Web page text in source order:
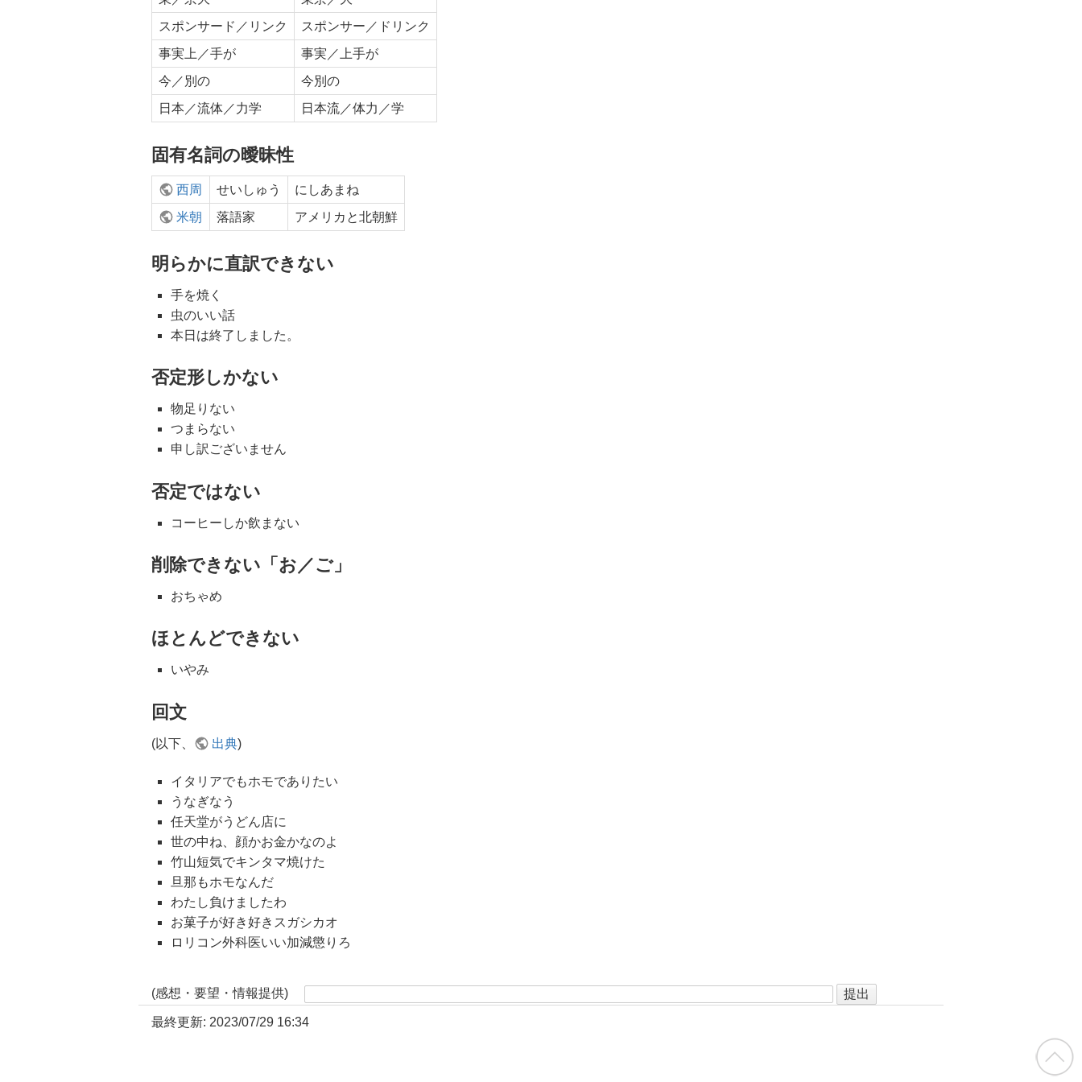
スポンサード／リンク
スポンサー／ドリンク
事実上／手が
事実／上手が
今／別の
今別の
日本／流体／力学
日本流／体力／学
固有名詞の曖昧性
西周 せいしゅう
にしあまね
米朝
落語家 アメリカと北朝鮮
明らかに直訳できない
手を焼く
虫のいい話
本日は終了しました。
否定形しかない
物足りない
つまらない
申し訳ございません
否定ではない
コーヒーしか飲まない
削除できない「お／ご」
おちゃめ
ほとんどできない
いやみ
回文
(以下、 出典)
イタリアでもホモでありたい
うなぎなう
任天堂がうどん店に
世の中ね、顔かお金かなのよ
竹山短気でキンタマ焼けた
旦那もホモなんだ
わたし負けましたわ
お菓子が好き好きスガシカオ
ロリコン外科医いい加減懲りろ
(感想・要望・情報提供)
最終更新: 2023/07/29 16:34